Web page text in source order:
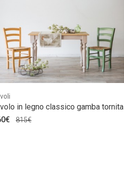
in legno classico gamba tornita
815€